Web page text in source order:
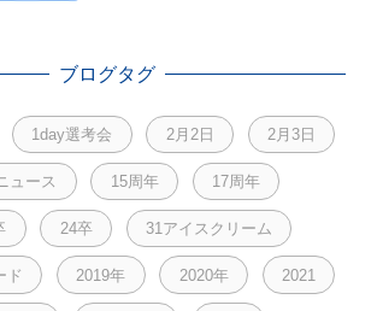
ブログタグ
1day選考会 2月2日 2月3日
ュース 15周年 17周年
24卒 31アイスクリーム
ド 2019年 2020年 2021